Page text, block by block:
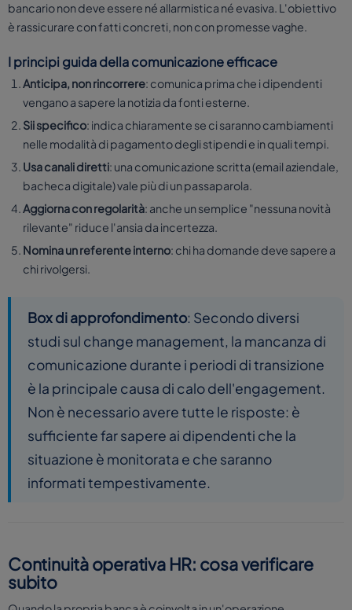
bancario non deve essere né allarmistica né evasiva. L'obiettivo
è rassicurare con fatti concreti, non con promesse vaghe.
I principi guida della comunicazione efficace
Anticipa, non rincorrere: comunica prima che i dipendenti
vengano a sapere la notizia da fonti esterne.
Sii specifico: indica chiaramente se ci saranno cambiamenti
nelle modalità di pagamento degli stipendi e in quali tempi.
Usa canali diretti: una comunicazione scritta (email aziendale,
bacheca digitale) vale più di un passaparola.
Aggiorna con regolarità: anche un semplice "nessuna novità
rilevante" riduce l'ansia da incertezza.
Nomina un referente interno: chi ha domande deve sapere a
chi rivolgersi.
Box di approfondimento: Secondo diversi
studi sul change management, la mancanza di
comunicazione durante i periodi di transizione
è la principale causa di calo dell'engagement.
Non è necessario avere tutte le risposte: è
sufficiente far sapere ai dipendenti che la
situazione è monitorata e che saranno
informati tempestivamente.
Continuità operativa HR: cosa verificare
subito